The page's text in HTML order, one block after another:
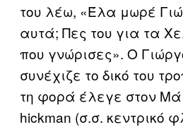
του λέω, «Έλα μωρέ
αυτά; Πες του για τα
που γνώρισες». Ο
συνέχιζε το δικό του
τη φορά έλεγε στον
hickman (σ.σ. κεντρικό